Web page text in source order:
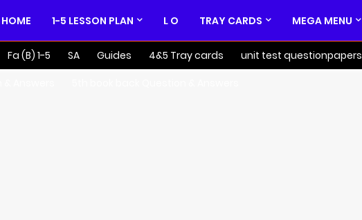
HOME 1-5 LESSON PLAN L O TRAY CARDS MEGA MENU
Fa (B) 1-5 SA Guides 4&5 Tray cards unit test questionpapers